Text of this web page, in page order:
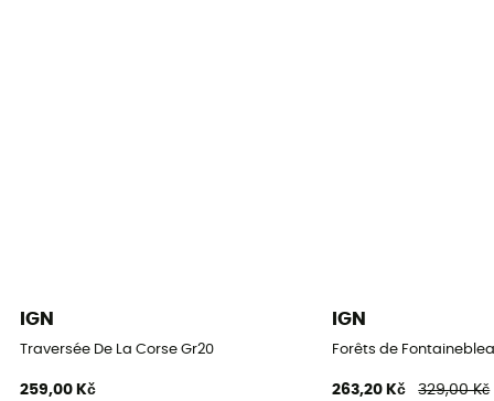
IGN
Traversée De La Corse Gr20
259,00 Kč
IGN
Forêts de
263,20 Kč 329,00 Kč